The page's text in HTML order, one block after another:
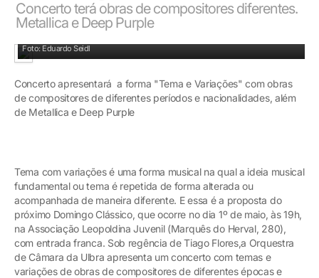
Concerto terá obras de compositores diferentes.
Metallica e Deep Purple
Foto: Eduardo Seidl
Concerto apresentará a forma "Tema e Variações" com obras
de compositores de diferentes períodos e nacionalidades, além
de Metallica e Deep Purple
Tema com variações é uma forma musical na qual a ideia musical
fundamental ou tema é repetida de forma alterada ou
acompanhada de maneira diferente. E essa é a proposta do
próximo Domingo Clássico, que ocorre no dia 1º de maio, às 19h,
na Associação Leopoldina Juvenil (Marquês do Herval, 280),
com entrada franca. Sob regência de Tiago Flores,a Orquestra
de Câmara da Ulbra apresenta um concerto com temas e
variações de obras de compositores de diferentes épocas e